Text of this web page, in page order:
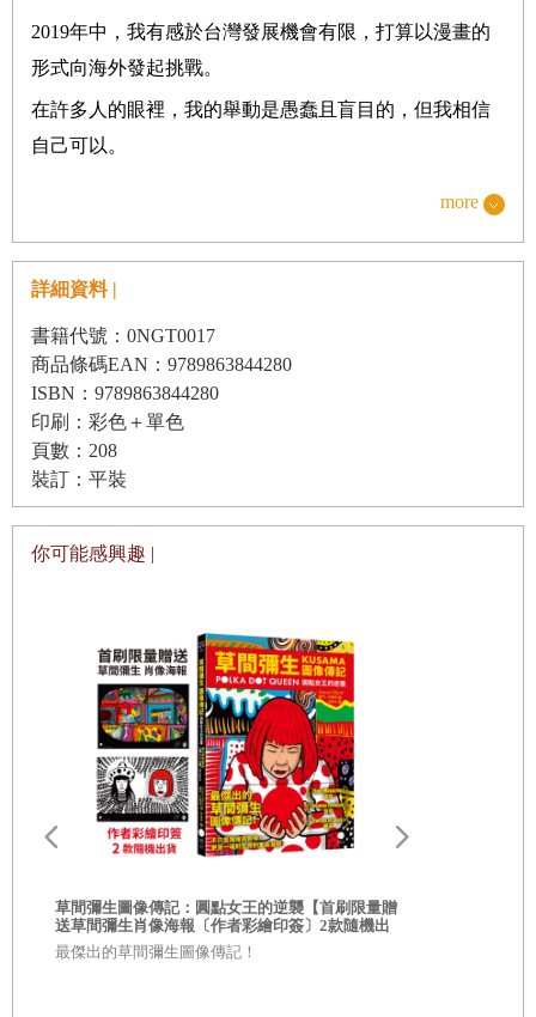
詛咒圖片
司機
保育類
關燈
開燈
舌
牙醫
〔妖怪們〕
知識就是力量
四分之一
化妝舞會
〔愛情的另一種模樣〕
戀心病
2019年中，我有感於台灣發展機會有限，打算以漫畫的
形式向海外發起挑戰。
在許多人的眼裡，我的舉動是愚蠢且盲目的，但我相信
自己可以。
我最困難的時候，義無反顧的提供我各種幫助。
短短數個月間，我們的漫畫與故事在國際網路上獲得了
廣大支持，翻譯成了各國語言，在台灣也打出了些許知
名度，得到了許多掌聲，對這一切，我除了感謝還是感
謝。
麗娜編輯的用心，才能讓這本作品以書本的形式，呈現
在您的眼前。
在我寫下這篇序時，全世界正陷入前所未有的疫情風暴
就像我們開始創作這些漫畫時，所寫下的宗旨：
more
詳細資料 |
書籍代號：0NGT0017
商品條碼EAN：9789863844280
ISBN：9789863844280
印刷：彩色＋單色
頁數：208
裝訂：平裝
你可能感興趣 |
草間彌生圖像傳記：圓點女王的逆襲【首刷限量贈
送草間彌生肖像海報〔作者彩繪印簽〕2款隨機出
貨】
最傑出的草間彌生圖像傳記！